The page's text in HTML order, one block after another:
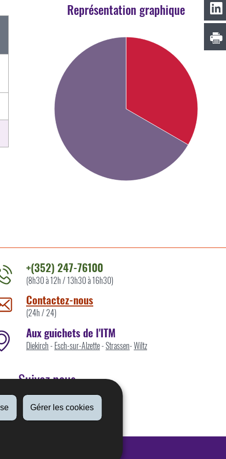
Gérer les cookies
Représentation graphique
+(352) 247-76100
(8h30 à 12h / 13h30 à 16h30)
Contactez-nous
(24h / 24)
Aux guichets de l'ITM
Diekirch- Esch-sur-Alzette-Strassen-Wiltz
Suivez nous
Linkedin